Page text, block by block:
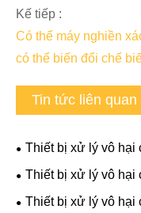
Kế tiếp :
Có thể máy nghiền
có thể biến đổi chế
Tin tức liên quan
Thiết bị xử lý vô hại
trọng
Thiết bị xử lý vô hại
cần thiết
Thiết bị xử lý vô hại